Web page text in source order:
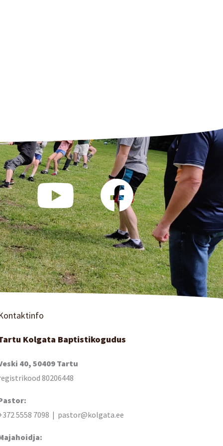
Kolgata Baptistikogudus
40, 50409 Tartu
80206448
5558 7098 | pastor@kolgata.ee